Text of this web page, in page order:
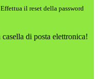
il reset della password
di posta elettronica!